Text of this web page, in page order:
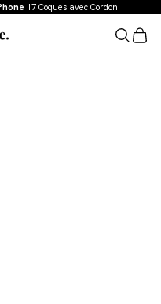
17 Coques avec Cordon